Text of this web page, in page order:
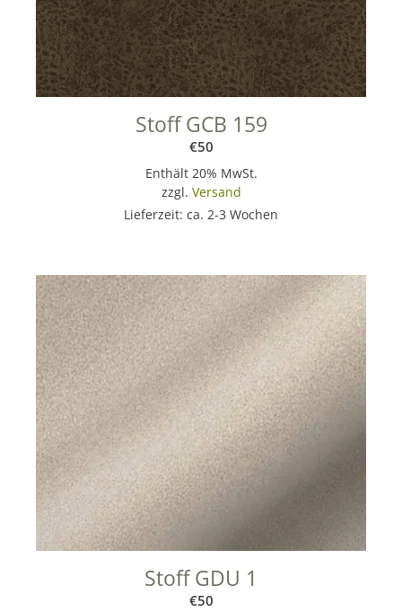
Stoff GCB 159
€50
Enthält 20% MwSt.
zzgl. Versand
Lieferzeit: ca. 2-3 Wochen
Stoff GDU 1
€50